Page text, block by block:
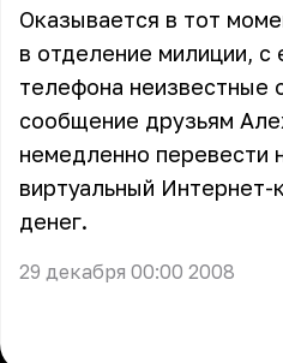
Оказывается в тот
в отделение милиции, с
телефона неизвестные
сообщение друзьям
немедленно перевести
виртуальный
денег.
29 декабря 00:00 2008